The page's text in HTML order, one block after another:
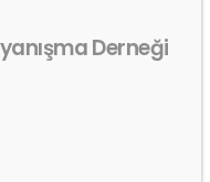
Derneği